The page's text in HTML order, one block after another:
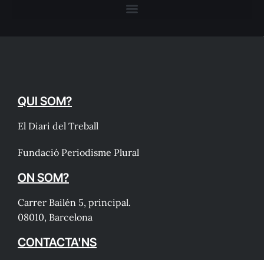
QUI SOM?
El Diari del Treball
Fundació Periodisme Plural
ON SOM?
Carrer Bailén 5, principal.
08010, Barcelona
CONTACTA'NS